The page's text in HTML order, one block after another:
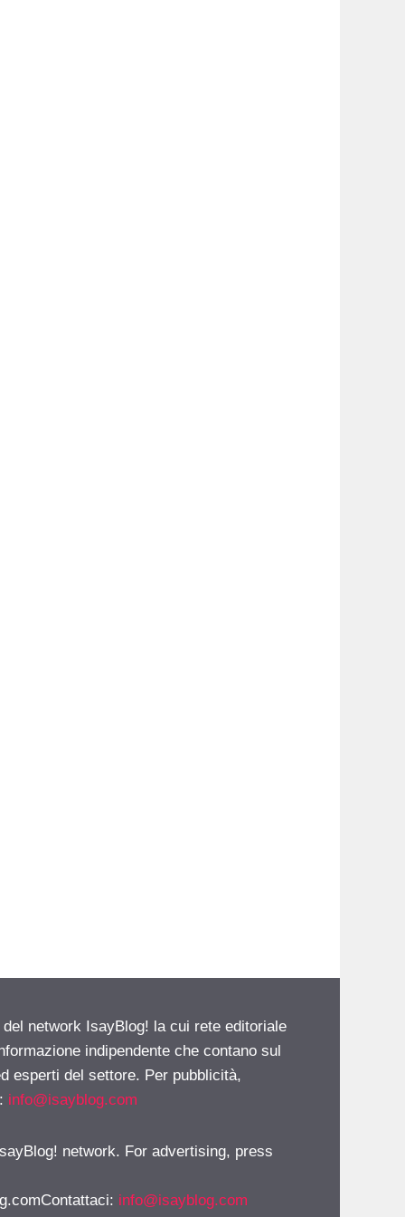
del network IsayBlog! la cui rete editoriale
indipendente che contano sul
esperti del settore. Per pubblicità,
info@isayblog.com
network. For advertising, press
: info@isayblog.com